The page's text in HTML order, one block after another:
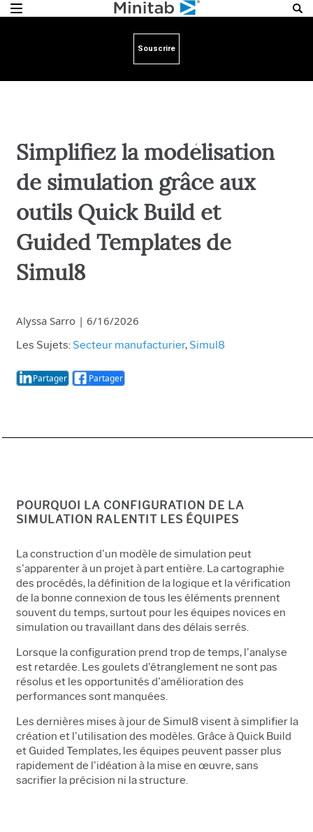
Souscrire
Simplifiez la modélisation
de simulation grâce aux
outils Quick Build et
Guided Templates de
Simul8
Alyssa Sarro | 6/16/2026
Les Sujets: Secteur manufacturier, Simul8
Partager Partager
POURQUOI LA CONFIGURATION DE LA
SIMULATION RALENTIT LES ÉQUIPES
La construction d'un modèle de simulation peut
s'apparenter à un projet à part entière. La cartographie
des procédés, la définition de la logique et la vérification
de la bonne connexion de tous les éléments prennent
souvent du temps, surtout pour les équipes novices en
simulation ou travaillant dans des délais serrés.
Lorsque la configuration prend trop de temps, l'analyse
est retardée. Les goulets d'étranglement ne sont pas
résolus et les opportunités d'amélioration des
performances sont manquées.
Les dernières mises à jour de Simul8 visent à simplifier la
création et l'utilisation des modèles. Grâce à Quick Build
et Guided Templates, les équipes peuvent passer plus
rapidement de l'idéation à la mise en œuvre, sans
sacrifier la précision ni la structure.